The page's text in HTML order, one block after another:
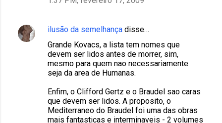
ilusão da semelhança disse…
Grande Kovacs, a lista tem nomes que
devem ser lidos antes de morrer, sim,
mesmo para quem nao necessariamente
seja da area de Humanas.
Enfim, o Clifford Gertz e o Braudel sao caras
que devem ser lidos. A proposito, o
Mediterraneo do Braudel foi uma das obras
mais fantasticas e interminaveis - 2 volumes